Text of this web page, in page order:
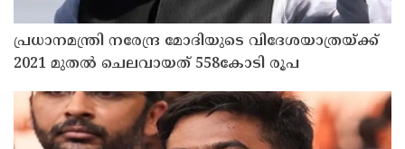
പ്രധാനമന്ത്രി നരേന്ദ്ര മോദിയുടെ വിദേശയാത്രയ്ക്ക്
2021 മുതല്‍ ചെലവായത് 558കോടി രൂപ